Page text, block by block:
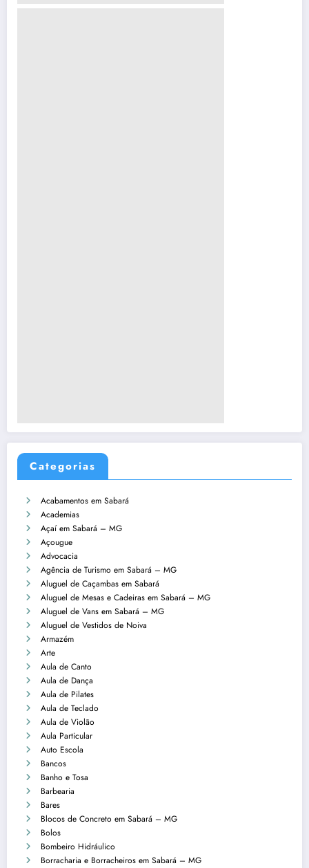
Categorias
Acabamentos em Sabará
Academias
Açaí em Sabará – MG
Açougue
Advocacia
Agência de Turismo em Sabará – MG
Aluguel de Caçambas em Sabará
Aluguel de Mesas e Cadeiras em Sabará – MG
Aluguel de Vans em Sabará – MG
Aluguel de Vestidos de Noiva
Armazém
Arte
Aula de Canto
Aula de Dança
Aula de Pilates
Aula de Teclado
Aula de Violão
Aula Particular
Auto Escola
Bancos
Banho e Tosa
Barbearia
Bares
Blocos de Concreto em Sabará – MG
Bolos
Bombeiro Hidráulico
Borracharia e Borracheiros em Sabará – MG